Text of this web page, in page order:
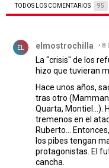
TODOS LOS COMENTARIOS 95
EL elmostrochilla 8
La "crisis" de los
hizo que tuvieran
Hace unos años,
tras otro
Quarta, Montiel...).
tremenos en el
Ruberto...
los pibes tengan
protagonistas. El
cancha.